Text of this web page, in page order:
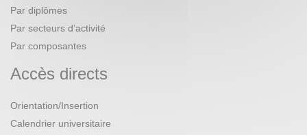
Par diplômes
Par secteurs d’activité
Par composantes
Accès directs
Orientation/Insertion
Calendrier universitaire